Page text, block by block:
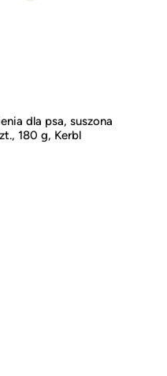
dla psa, suszona
180 g, Kerbl